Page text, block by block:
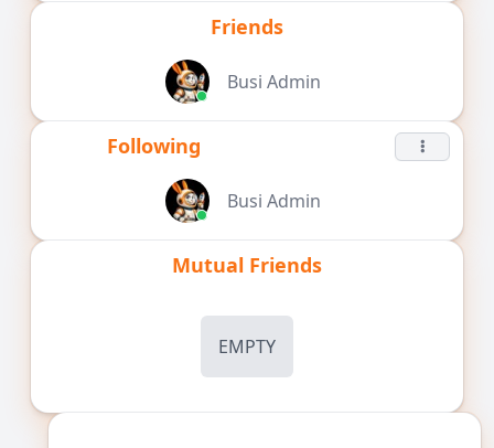
Friends
Busi Admin
Following
Busi Admin
Mutual Friends
EMPTY